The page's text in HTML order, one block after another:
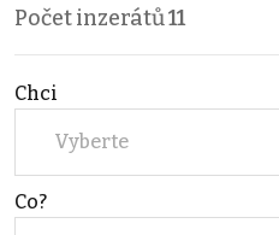
Počet inzerátů11
Chci
Vyberte
Co?